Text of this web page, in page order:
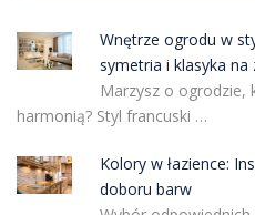
Wnętrze ogrodu w
symetria i klasyka na
Marzysz o ogrodzie,
harmonią? Styl francuski …
Kolory w łazience:
doboru barw